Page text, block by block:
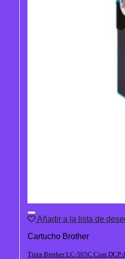
Añadir a la lista de
Cartucho Brother
Tinta Brother LC-505C Cian DCP-